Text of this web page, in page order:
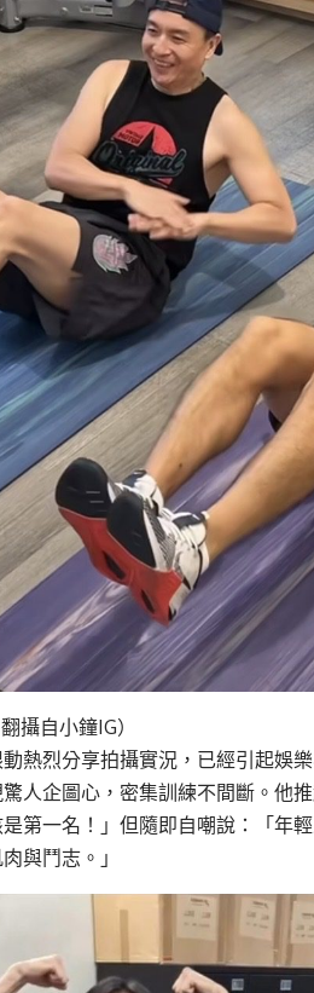
攝自小鐘IG）
熱烈分享拍攝實況，已經引起娛
人企圖心，密集訓練不間斷。他
第一名！」但隨即自嘲說：「年
與鬥志。」